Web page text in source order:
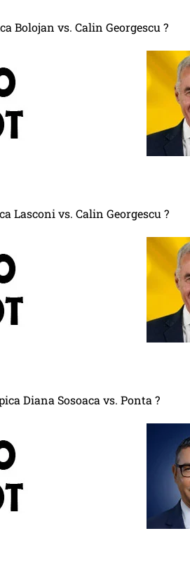
Bolojan vs. Calin Georgescu ?
Lasconi vs. Calin Georgescu ?
Diana Sosoaca vs. Ponta ?